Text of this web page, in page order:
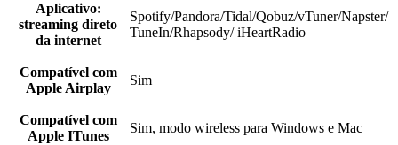
Aplicativo:
streaming direto
da internet
Spotify/Pandora/Tidal/Qobuz/vTuner/Napster/
TuneIn/Rhapsody/ iHeartRadio
Compatível com
Apple Airplay
Sim
Compatível com
Apple ITunes
Sim, modo wireless para Windows e Mac